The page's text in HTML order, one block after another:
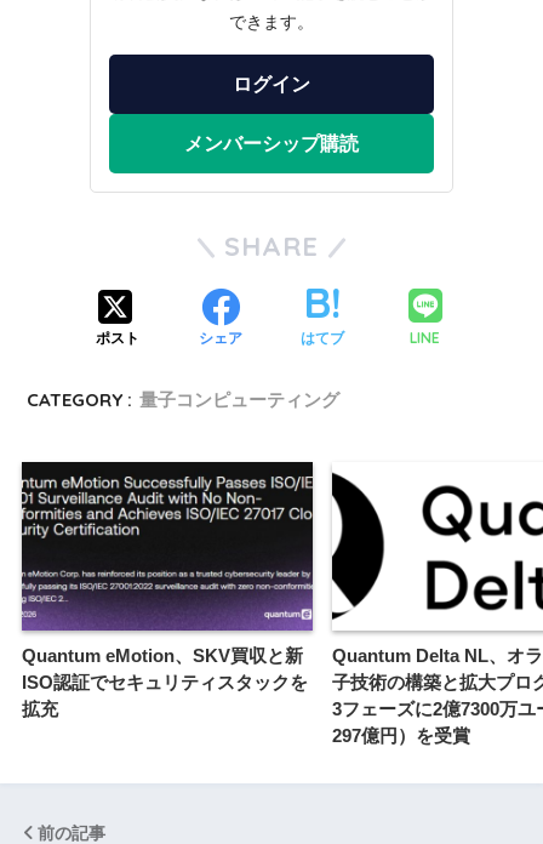
できます。
ログイン
メンバーシップ購読
SHARE
ポスト シェア はてブ LINE
CATEGORY : 量子コンピューティング
Quantum eMotion、SKV買収と新
ISO認証でセキュリティスタックを
拡充
Quantum Delta NL、オ
子技術の構築と拡大プロ
3フェーズに2億7300万ユ
297億円）を受賞
前の記事